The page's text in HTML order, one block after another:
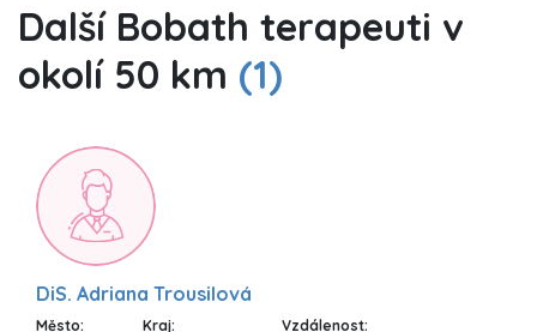
Další Bobath terapeuti v
okolí 50 km (1)
DiS. Adriana Trousilová
Město: Kraj: Vzdálenost: